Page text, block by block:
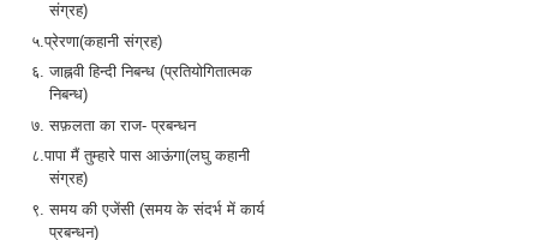
संग्रह)
५.प्रेरणा(कहानी संग्रह)
६. जाह्नवी हिन्दी निबन्ध (प्रतियोगितात्मक
निबन्ध)
७. सफ़लता का राज- प्रबन्धन
८.पापा मैं तुम्हारे पास आऊंगा(लघु कहानी
संग्रह)
९. समय की एजेंसी (समय के संदर्भ में कार्य
प्रबन्धन)